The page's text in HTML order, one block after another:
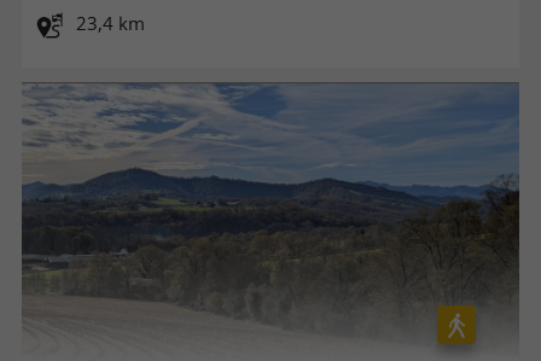
23,4 km